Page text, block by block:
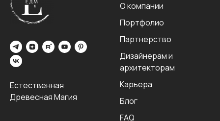
Естественная
Древесная Магия
О компании
Портфолио
Партнерство
Дизайнерам и
архитекторам
Карьера
Блог
FAQ